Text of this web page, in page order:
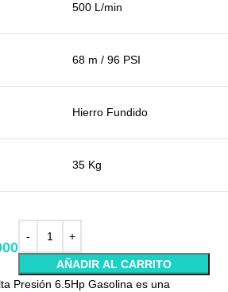
500 L/min
68 m / 96 PSI
Hierro Fundido
35 Kg
AÑADIR AL CARRITO
Presión 6.5Hp Gasolina es una